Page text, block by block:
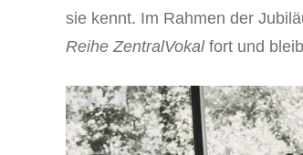
sie kennt. Im Rahmen der
Reihe ZentralVokalfort und